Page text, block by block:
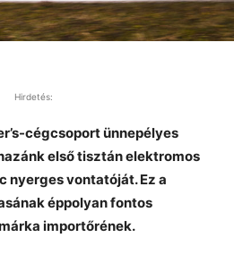
Hirdetés:
cégcsoport ünnepélyes
első tisztán elektromos
nyerges vontatóját. Ez a
éppolyan fontos
importőrének.